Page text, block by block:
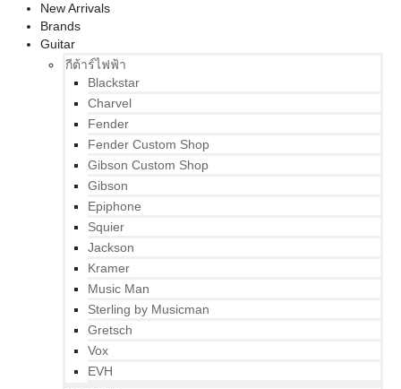
New Arrivals
Brands
Guitar
กีต้าร์ไฟฟ้า
Blackstar
Charvel
Fender
Fender Custom Shop
Gibson Custom Shop
Gibson
Epiphone
Squier
Jackson
Kramer
Music Man
Sterling by Musicman
Gretsch
Vox
EVH